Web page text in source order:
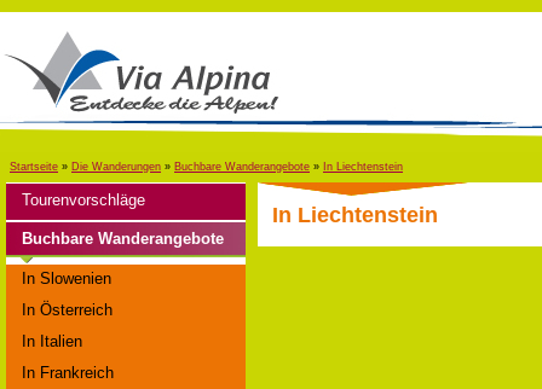
Startseite » Die Wanderungen » Buchbare Wanderangebote » In Liechtenstein
Tourenvorschläge
Buchbare Wanderangebote
In Slowenien
In Österreich
In Italien
In Frankreich
In Liechtenstein